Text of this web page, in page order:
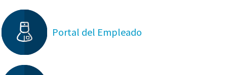
Portal del Empleado